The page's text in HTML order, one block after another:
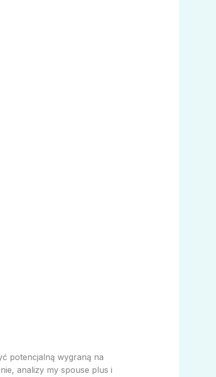
potencjalną wygraną na
analizy my spouse plus i